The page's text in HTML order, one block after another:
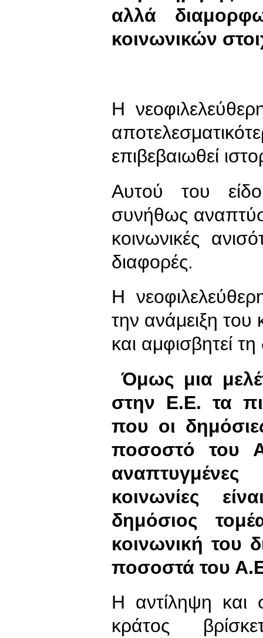
αλλά
κοινωνικών
Η
επιβεβαιωθεί
Αυτού του
συνήθως
κοινωνικές
διαφορές.
Η
την ανάμειξη του
και αμφισβητεί
Όμως μια
στην Ε.Ε. τα
που οι
ποσοστό του
αναπτυγμένες
κοινωνίες
δημόσιος
κοινωνική του
ποσοστά του
Η αντίληψη και
κράτος